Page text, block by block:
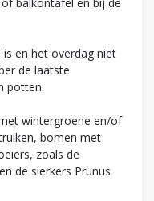
en het overdag niet
de laatste
potten.
wintergroene en/of
bomen met
zoals de
de sierkers Prunus